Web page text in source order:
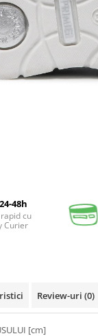
48h
cu
Curier
Review-uri (0)
[cm]